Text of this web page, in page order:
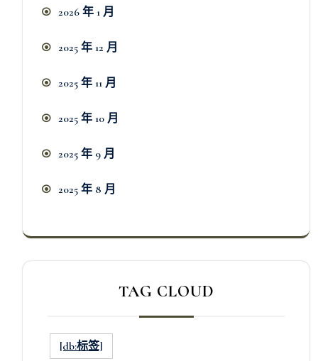
2026 年 1 月
2025 年 12 月
2025 年 11 月
2025 年 10 月
2025 年 9 月
2025 年 8 月
TAG CLOUD
[db:标签]